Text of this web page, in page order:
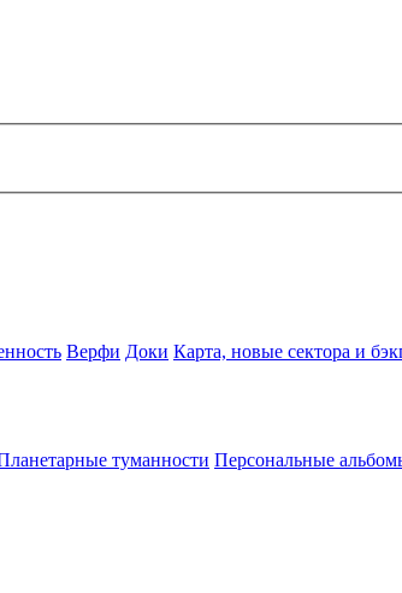
Верфи Доки Карта, новые сектора и
туманности Персональные